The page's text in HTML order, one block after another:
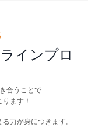
インプロ
合うことで
ます！
力が身につきます。